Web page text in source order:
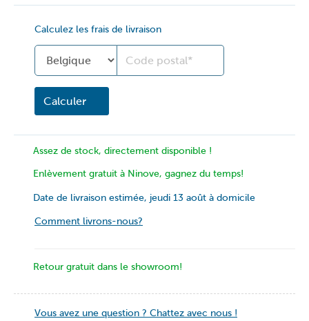
Assez de stock, directement disponible !
Enlèvement gratuit à Ninove, gagnez du temps!
Date de livraison estimée, jeudi 13 août à domicile
Calculez les frais de livraison
Calculer
Comment livrons-nous?
Retour gratuit dans le showroom!
Vous avez une question ? Chattez avec nous !